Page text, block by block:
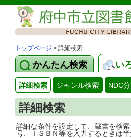
トップページ > 詳細検索
かんたん検索 い
詳細検索 ジャンル検索 NDC
詳細検索
詳細な条件を設定して、蔵書を検
号、ＩＳＢＮ等を入力するときは半